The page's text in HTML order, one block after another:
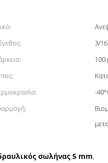
3/
100
-
σωλήνας 5 mm,